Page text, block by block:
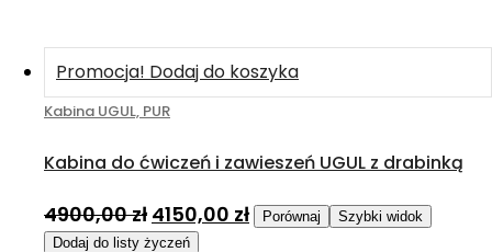
Promocja! Dodaj do koszyka
Kabina UGUL, PUR
Kabina do ćwiczeń i zawieszeń UGUL z drabinką
4900,00zł 4150,00 zł Porównaj
Szybki widok
Dodaj do listy życzeń